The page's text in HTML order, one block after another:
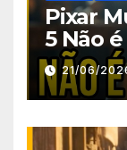
Pixar
5 Não
21/06/